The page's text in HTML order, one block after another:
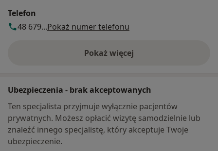
Telefon
48 679...Pokaż numer telefonu
Pokaż więcej
o adresie
Ubezpieczenia - brak akceptowanych
Ten specjalista przyjmuje wyłącznie pacjentów
prywatnych. Możesz opłacić wizytę samodzielnie lub
znaleźć innego specjalistę, który akceptuje Twoje
ubezpieczenie.